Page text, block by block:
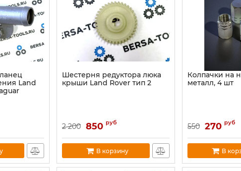
Land
Шестерня редуктора люка
крыши Land Rover тип 2
2 200 850 руб
В корзину
Колпачки на
металл, 4 шт
550 270 руб
В